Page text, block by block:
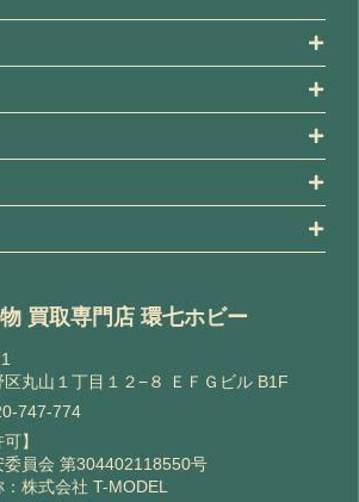
買取専門店 環七ホビー
丸山１丁目１２−８ ＥＦＧビル B1F
747-774
】
委員会 第304402118550号
株式会社 T-MODEL